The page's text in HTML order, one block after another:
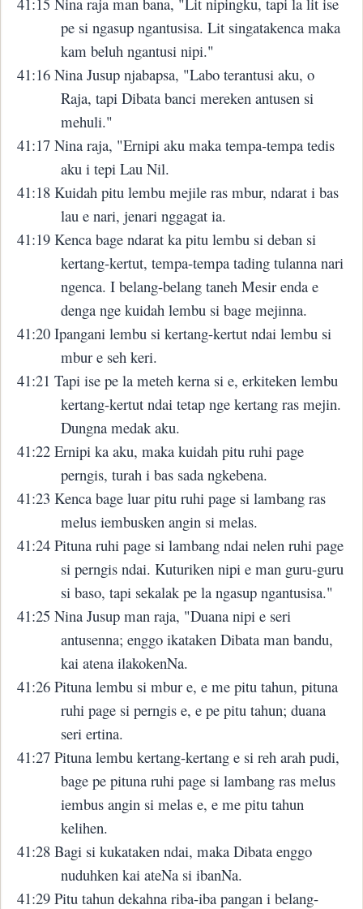
pe si ngasup ngantusisa. Lit singatakenca maka
kam beluh ngantusi nipi."
41:16 Nina Jusup njabapsa, "Labo terantusi aku, o
Raja, tapi Dibata banci mereken antusen si
mehuli."
41:17 Nina raja, "Ernipi aku maka tempa-tempa tedis
aku i tepi Lau Nil.
41:18 Kuidah pitu lembu mejile ras mbur, ndarat i bas
lau e nari, jenari nggagat ia.
41:19 Kenca bage ndarat ka pitu lembu si deban si
kertang-kertut, tempa-tempa tading tulanna nari
ngenca. I belang-belang taneh Mesir enda e
denga nge kuidah lembu si bage mejinna.
41:20 Ipangani lembu si kertang-kertut ndai lembu si
mbur e seh keri.
41:21 Tapi ise pe la meteh kerna si e, erkiteken lembu
kertang-kertut ndai tetap nge kertang ras mejin.
Dungna medak aku.
41:22 Ernipi ka aku, maka kuidah pitu ruhi page
perngis, turah i bas sada ngkebena.
41:23 Kenca bage luar pitu ruhi page si lambang ras
melus iembusken angin si melas.
41:24 Pituna ruhi page si lambang ndai nelen ruhi page
si perngis ndai. Kuturiken nipi e man guru-guru
si baso, tapi sekalak pe la ngasup ngantusisa."
41:25 Nina Jusup man raja, "Duana nipi e seri
antusenna; enggo ikataken Dibata man bandu,
kai atena ilakokenNa.
41:26 Pituna lembu si mbur e, e me pitu tahun, pituna
ruhi page si perngis e, e pe pitu tahun; duana
seri ertina.
41:27 Pituna lembu kertang-kertang e si reh arah pudi,
bage pe pituna ruhi page si lambang ras melus
iembus angin si melas e, e me pitu tahun
kelihen.
41:28 Bagi si kukataken ndai, maka Dibata enggo
nuduhken kai ateNa si ibanNa.
41:29 Pitu tahun dekahna riba-iba pangan i belang-